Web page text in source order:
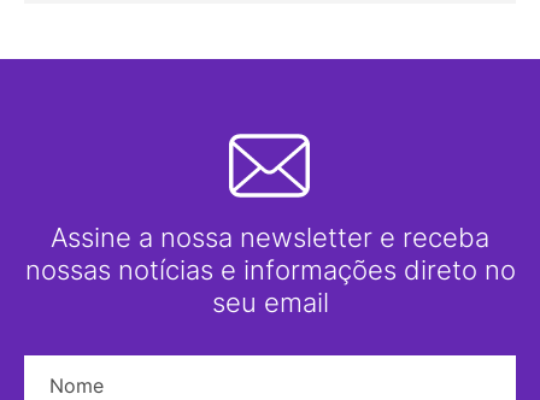
Assine a nossa newsletter e receba
nossas notícias e informações direto no
seu email